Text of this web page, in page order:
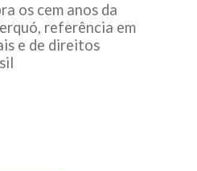
os cem anos da
referência em
e de direitos